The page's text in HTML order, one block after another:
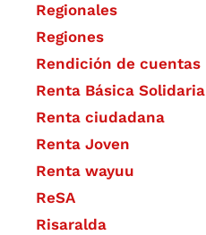
Regionales
Regiones
Rendición de cuentas
Renta Básica Solidaria
Renta ciudadana
Renta Joven
Renta wayuu
ReSA
Risaralda